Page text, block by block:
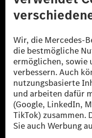
reduzierte CO₂-Emissionen
zertifizierte
[2] Renewable Charging ist
Public in Europa, den USA,
Ladestation noch kein Strom
verwendet Renewable
sicher, dass für
Strommenge aus
Sie stammen ausschließlich
als sechs Jahre sind.
* Inkl. EKOenergy Ökolabel